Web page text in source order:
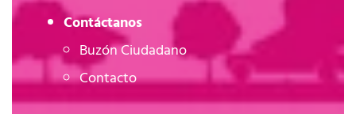
Contáctanos
Buzón Ciudadano
Contacto